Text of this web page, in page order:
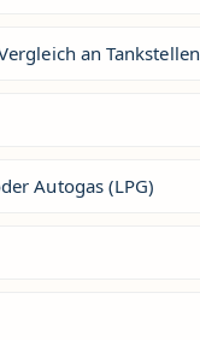
an Tankstellen
Autogas (LPG)